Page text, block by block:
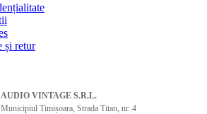
și retur
AUDIO VINTAGE S.R.L.
Timișoara, Strada Titan, nr. 4